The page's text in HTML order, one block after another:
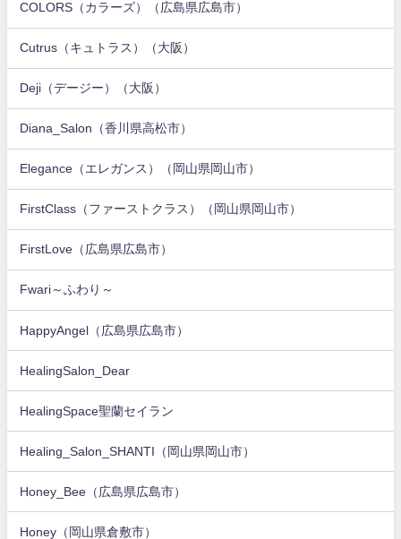
COLORS（カラーズ）（広島県広島市）
Cutrus（キュトラス）（大阪）
Deji（デージー）（大阪）
Diana_Salon（香川県高松市）
Elegance（エレガンス）（岡山県岡山市）
FirstClass（ファーストクラス）（岡山県岡山市）
FirstLove（広島県広島市）
Fwari～ふわり～
HappyAngel（広島県広島市）
HealingSalon_Dear
HealingSpace聖蘭セイラン
Healing_Salon_SHANTI（岡山県岡山市）
Honey_Bee（広島県広島市）
Honey（岡山県倉敷市）